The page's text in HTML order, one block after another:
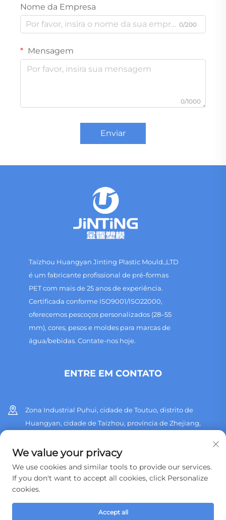
Nome da Empresa
0/200
Mensagem
0/1000
Enviar
Taizhou Huangyan Jinting Plastic Mould.,LTD
é um fabricante profissional de pré-formas
PET com mais de 25 anos de experiência.
Certificada conforme ISO9001/ISO22000,
oferecemos pescoços personalizados (28–55
mm), cores, pesos e moldes para marcas de
água/bebidas. Contate-nos hoje.
ENTRE EM CONTATO
Zona Industrial Puhui, cidade de Toutuo, distrito de
Huangyan, cidade de Taizhou, província de Zhejiang,
+86 13515760932
[email protected]
Copyright © 2026 Taizhou Huangyan Jinting Plastic Mould.,LTD.
We value your privacy
We use cookies and similar tools to provide our services.
If you don't want to accept all cookies, click Personalize
cookies.
Accept all